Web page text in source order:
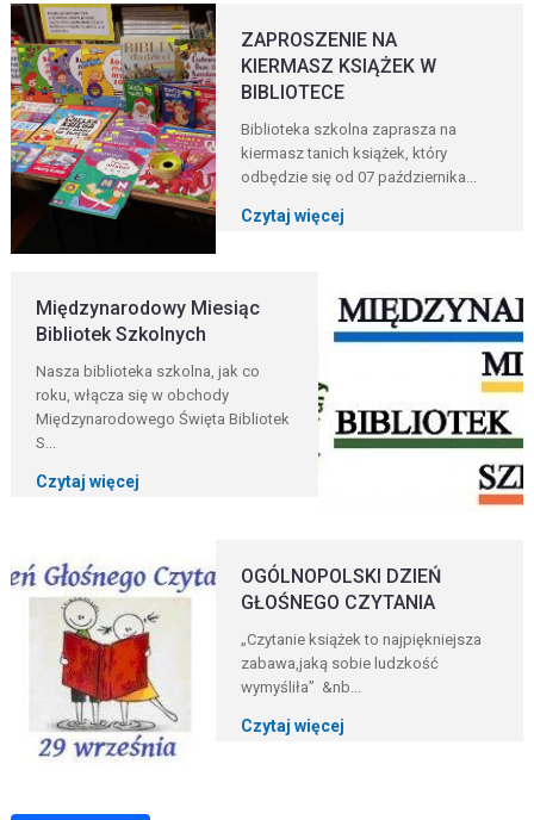
ZAPROSZENIE NA
KIERMASZ KSIĄŻEK W
BIBLIOTECE
Biblioteka szkolna zaprasza na
kiermasz tanich książek, który
odbędzie się od 07 października...
Czytaj więcej
Międzynarodowy Miesiąc
Bibliotek Szkolnych
Nasza biblioteka szkolna, jak co
roku, włącza się w obchody
Międzynarodowego Święta Bibliotek
S...
Czytaj więcej
OGÓLNOPOLSKI DZIEŃ
GŁOŚNEGO CZYTANIA
„Czytanie książek to najpiękniejsza
zabawa,jaką sobie ludzkość
wymyśliła” &nb...
Czytaj więcej